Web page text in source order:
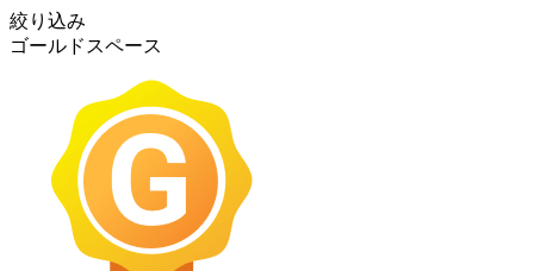
絞り込み
ゴールドスペース